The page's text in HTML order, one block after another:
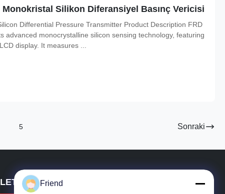
Silikon Diferansiyel Basınç Vericisi
Differential Pressure Transmitter Product Description FRD
advanced monocrystalline silicon sensing technology, featuring
display. It measures ...
5 Sonraki
DETAYLARI
Friend